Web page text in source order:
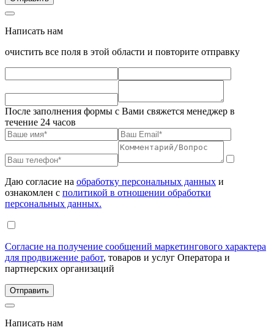
Написать нам
очистить все поля в этой области и повторите отправку
После заполнения формы с Вами свяжется менеджер в
течение 24 часов
Даю согласие на обработку персональных данных и
ознакомлен с политикой в отношении обработки
персональных данных.
Согласие на получение сообщений маркетингового характера
для продвижение работ, товаров и услуг Оператора и
партнерских организаций
Написать нам